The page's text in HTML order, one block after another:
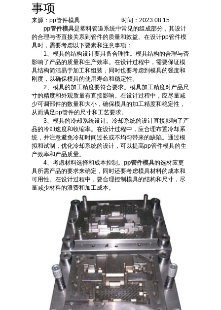
事项
来源：pp管件模具 时间：2023.08.15
pp管件模具是塑料管道系统中常见的组成部分，其设计
的合理与否直接关系到管件的质量和效益。在设计pp管件模
具时，需要考虑以下要素和注意事项：
1、模具的结构设计要具备合理性。模具结构的合理与否
影响了产品的质量和生产效率。在设计过程中，需要保证模
具结构简洁易于加工和组装，同时也要考虑到模具的强度和
刚度，以确保模具的使用寿命和稳定性。
2、模具的加工精度要符合要求。模具加工精度对产品尺
寸的精度和外观质量有直接影响。在设计过程中，应尽量减
少可调部件的数量和大小，确保模具的加工精度和稳定性，
从而满足pp管件的尺寸和工艺要求。
3、模具的冷却系统设计。冷却系统的设计直接影响了产
品的冷却速度和收缩率。在设计过程中，应合理布置冷却系
统，并注意避免冷却时间过长或不均匀带来的缺陷。通过模
拟和试制，优化冷却系统的设计，可以提高pp管件模具的生
产效率和产品质量。
4、考虑材料选择和成本控制。 pp管件模具的选材应更
具所需产品的要求来确定，同时还要考虑模具材料的成本和
可用性。在设计过程中，要合理控制模具的结构和尺寸，尽
量减少材料的浪费和加工成本。